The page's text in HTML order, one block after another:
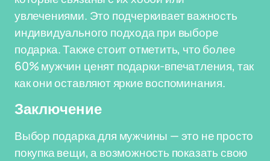
увлечениями. Это подчеркивает важность
индивидуального подхода при выборе
подарка. Также стоит отметить, что более
60% мужчин ценят подарки-впечатления, так
как они оставляют яркие воспоминания.
Заключение
Выбор подарка для мужчины — это не просто
покупка вещи, а возможность показать свою